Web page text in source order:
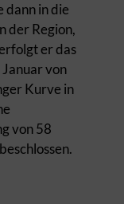
dann in die
der Region,
er das
von
Kurve in
von 58